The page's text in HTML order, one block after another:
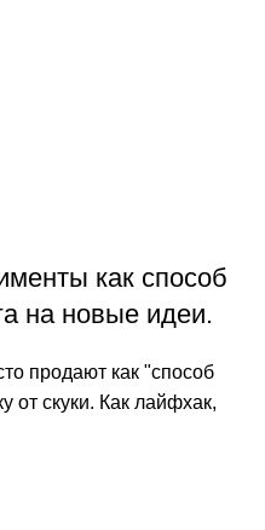
как способ
на новые идеи.
продают как "способ
от скуки. Как лайфхак,